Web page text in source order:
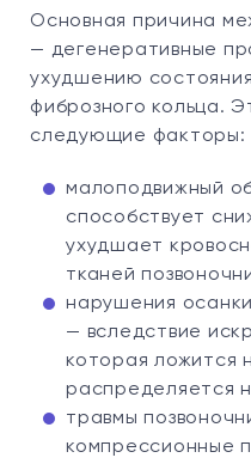
Основная причина
— дегенеративные
ухудшению
фиброзного кольца.
следующие факторы:
малоподвижный
способствует
ухудшает
тканей
нарушения
— вследствие
которая ложится
распределяется
травмы
компрессионные